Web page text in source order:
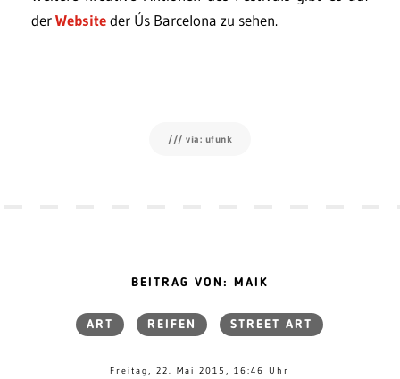
derWebsiteder Ús Barcelona zu sehen.
/// via: ufunk
BEITRAG VON: MAIK
ART REIFEN STREET ART
Freitag, 22. Mai 2015, 16:46 Uhr